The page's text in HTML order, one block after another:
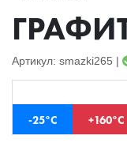
Артикул: smazki265 |
-25°С +160°С